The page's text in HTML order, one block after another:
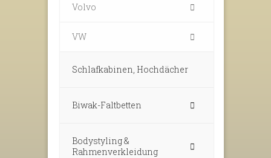
Volvo
VW
Schlafkabinen, Hochdächer
Biwak-Faltbetten
Bodystyling &
Rahmenverkleidung